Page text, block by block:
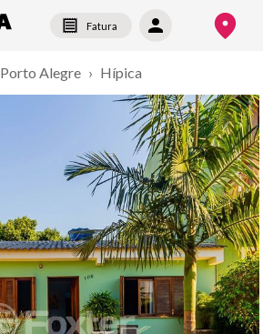
Fatura
Porto Alegre › Hípica